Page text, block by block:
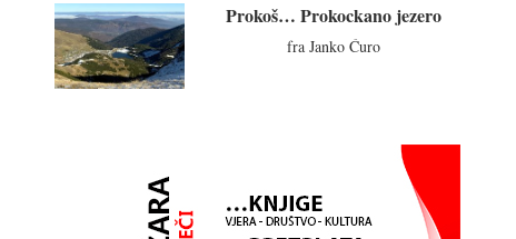
Prokoš… Prokockano jezero
fra Janko Ćuro